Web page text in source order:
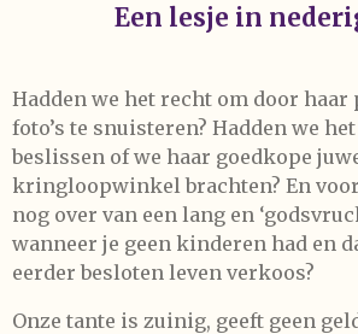
Een lesje in
Hadden we het recht om door haar
foto’s te snuisteren? Hadden we
beslissen of we haar goedkope
kringloopwinkel brachten? En
nog over van een lang en
wanneer je geen kinderen had en
eerder besloten leven verkoos?
Onze tante is zuinig, geeft geen